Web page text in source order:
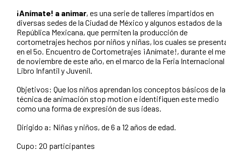
¡Anímate! a animar, es una serie de talleres impartidos en
diversas sedes de la Ciudad de México y algunos estados de la
República Mexicana, que permiten la producción de
cortometrajes hechos por niños y niñas, los cuales se
en el 5o. Encuentro de Cortometrajes ¡Anímate!, durante el
de noviembre de este año, en el marco de la Feria Internacional
Libro Infantil y Juvenil.
Objetivos: Que los niños aprendan los conceptos básicos de la
técnica de animación stop motion e identifiquen este medio
como una forma de expresión de sus ideas.
Dirigido a: Niñas y niños, de 6 a 12 años de edad.
Cupo: 20 participantes